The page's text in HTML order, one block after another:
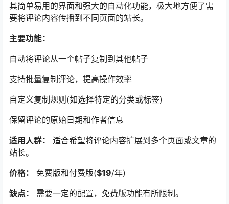
其简单易用的界面和强大的自动化功能，极大地方便了需
要将评论内容传播到不同页面的站长。
主要功能：
自动将评论从一个帖子复制到其他帖子
支持批量复制评论，提高操作效率
自定义复制规则(如选择特定的分类或标签)
保留评论的原始日期和作者信息
适用人群：
适合希望将评论内容扩展到多个页面或文章的
站长。
价格：
免费版和付费版($19/年)
缺点：
需要一定的配置，免费版功能有所限制。